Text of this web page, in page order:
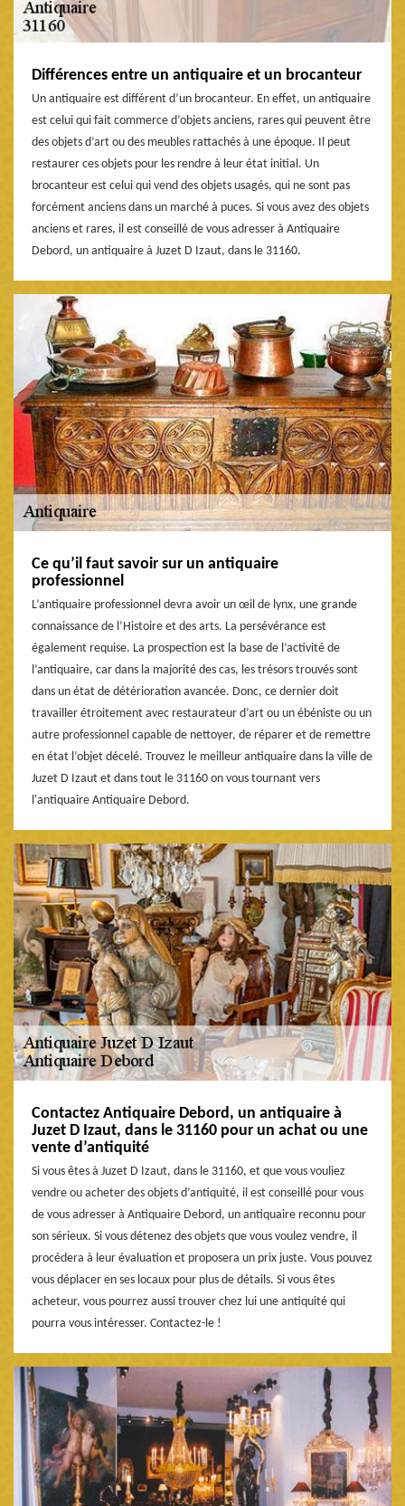
Différences entre un antiquaire et un brocanteur
Un antiquaire est différent d’un brocanteur. En effet, un antiquaire
est celui qui fait commerce d’objets anciens, rares qui peuvent être
des objets d’art ou des meubles rattachés à une époque. Il peut
restaurer ces objets pour les rendre à leur état initial. Un
brocanteur est celui qui vend des objets usagés, qui ne sont pas
forcément anciens dans un marché à puces. Si vous avez des objets
anciens et rares, il est conseillé de vous adresser à Antiquaire
Debord, un antiquaire à Juzet D Izaut, dans le 31160.
Ce qu’il faut savoir sur un antiquaire
professionnel
L’antiquaire professionnel devra avoir un œil de lynx, une grande
connaissance de l’Histoire et des arts. La persévérance est
également requise. La prospection est la base de l’activité de
l’antiquaire, car dans la majorité des cas, les trésors trouvés sont
dans un état de détérioration avancée. Donc, ce dernier doit
travailler étroitement avec restaurateur d’art ou un ébéniste ou un
autre professionnel capable de nettoyer, de réparer et de remettre
en état l’objet décelé. Trouvez le meilleur antiquaire dans la ville de
Juzet D Izaut et dans tout le 31160 on vous tournant vers
l'antiquaire Antiquaire Debord.
Contactez Antiquaire Debord, un antiquaire à
Juzet D Izaut, dans le 31160 pour un achat ou une
vente d’antiquité
Si vous êtes à Juzet D Izaut, dans le 31160, et que vous vouliez
vendre ou acheter des objets d’antiquité, il est conseillé pour vous
de vous adresser à Antiquaire Debord, un antiquaire reconnu pour
son sérieux. Si vous détenez des objets que vous voulez vendre, il
procédera à leur évaluation et proposera un prix juste. Vous pouvez
vous déplacer en ses locaux pour plus de détails. Si vous êtes
acheteur, vous pourrez aussi trouver chez lui une antiquité qui
pourra vous intéresser. Contactez-le !